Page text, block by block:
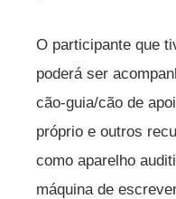
O participante que
poderá ser
cão-guia/cão de
próprio e outros
como aparelho
máquina de